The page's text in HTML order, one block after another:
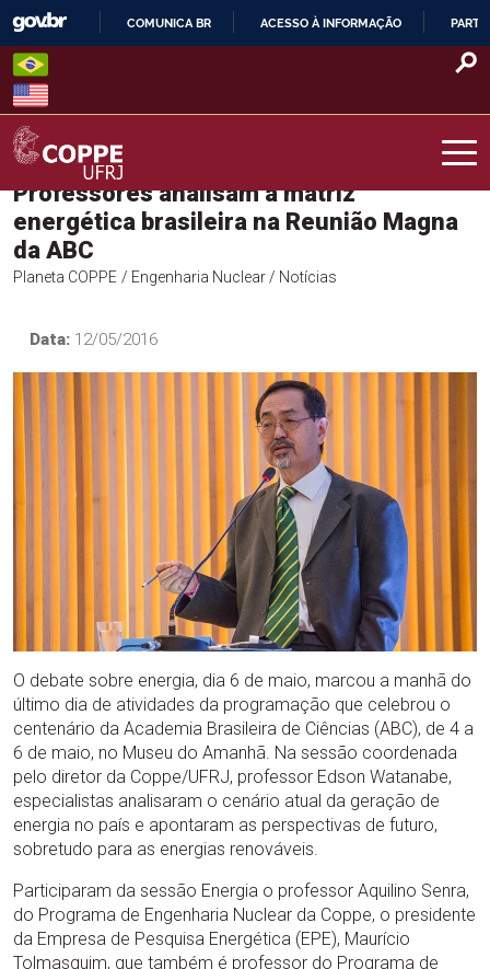
Skip
content
O
COMUNICA BR ACESSO À INFORMAÇÃO
COPPE – UFRJ
Professores analisam a matriz
energética brasileira na Reunião Magna
da ABC
Planeta COPPE / Engenharia Nuclear / Notícias
Data: 12/05/2016
O debate sobre energia, dia 6 de maio, marcou a manhã do
último dia de atividades da programação que celebrou o
centenário da Academia Brasileira de Ciências (ABC), de 4 a
6 de maio, no Museu do Amanhã. Na sessão coordenada
pelo diretor da Coppe/UFRJ, professor Edson Watanabe,
especialistas analisaram o cenário atual da geração de
energia no país e apontaram as perspectivas de futuro,
sobretudo para as energias renováveis.
Participaram da sessão Energia o professor Aquilino Senra,
do Programa de Engenharia Nuclear da Coppe, o presidente
da Empresa de Pesquisa Energética (EPE), Maurício
Tolmasquim, que também é professor do Programa de